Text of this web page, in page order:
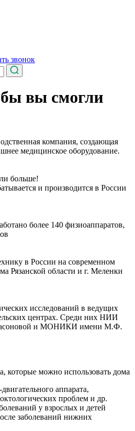
звонок
вы смогли
компания, создающая
медицинское оборудование.
и производится в России
более 140 физиоаппаратов,
в России на современном
Рязанской области и г. Меленки
исследований в ведущих
центрах. Среди них НИИ
и МОНИКИ имени М.Ф.
которые можно использовать дома
аппарата,
проблем и др.
у взрослых и детей
заболеваний нижних